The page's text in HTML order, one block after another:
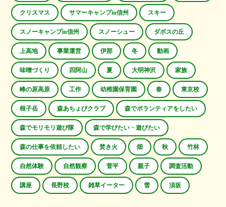
クリスマス サマーキャンプin信州 スキー
スノーキャンプin信州 スノーシュー ダボスの丘
上高地 事業運営 伊那 冬 動画
味噌づくり 四阿山 夏 大明神沢 家族
峰の原高原 工作 幼稚園保育園 春 東京校
根子岳 森あちょびクラブ 森でボランティアをしたい
森でモリモリ遊び隊 森で学びたい・遊びたい
森の仕事を依頼したい 焚き火 畑 秋 竹林
自然体験 自然観察 菅平 親子 調査活動
講座 長野校 雑草イーター 雪 須坂